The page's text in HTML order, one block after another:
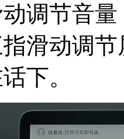
调节音
滑动调
下。